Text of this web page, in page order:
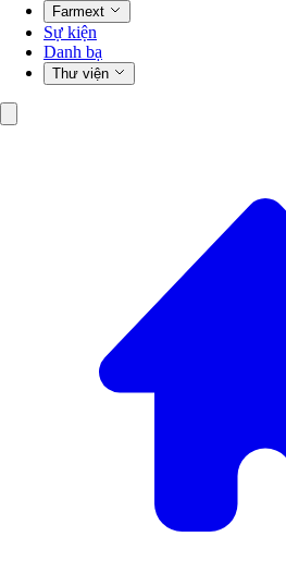
Farmext
Sự kiện
Danh bạ
Thư viện